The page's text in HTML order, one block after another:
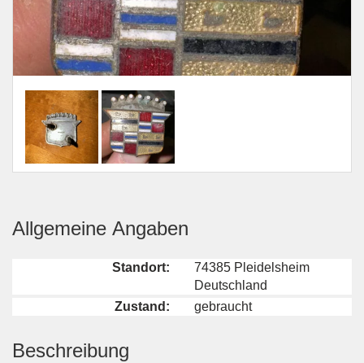
Allgemeine Angaben
Standort:
74385 Pleidelsheim
Deutschland
Zustand:
gebraucht
Beschreibung